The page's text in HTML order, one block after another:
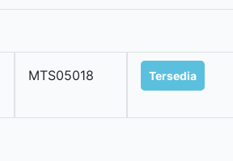
MTS05018 Tersedia